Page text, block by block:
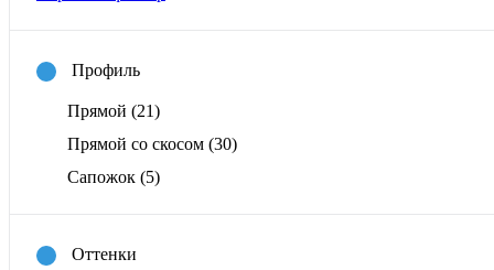
Профиль
Прямой (21)
Прямой со скосом (30)
Сапожок (5)
Оттенки